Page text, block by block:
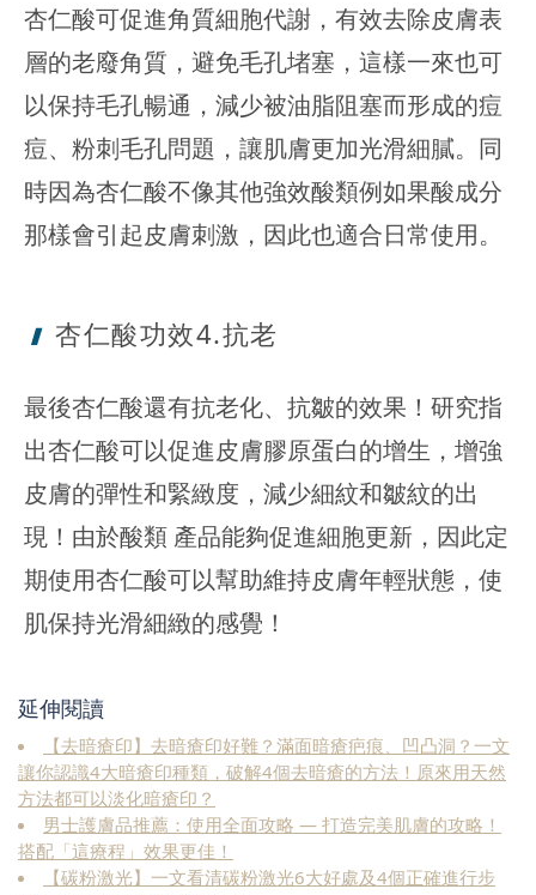
杏仁酸可促進角質細胞代謝，有效去除皮膚表
層的老廢角質，避免毛孔堵塞，這樣一來也可
以保持毛孔暢通，減少被油脂阻塞而形成的痘
痘、粉刺毛孔問題，讓肌膚更加光滑細膩。同
時因為杏仁酸不像其他強效酸類例如果酸成分
那樣會引起皮膚刺激，因此也適合日常使用。
杏仁酸功效4.抗老
最後杏仁酸還有抗老化、抗皺的效果！研究指
出杏仁酸可以促進皮膚膠原蛋白的增生，增強
皮膚的彈性和緊緻度，減少細紋和皺紋的出
現！由於酸類 產品能夠促進細胞更新，因此定
期使用杏仁酸可以幫助維持皮膚年輕狀態，使
肌保持光滑細緻的感覺！
延伸閱讀
【去暗瘡印】去暗瘡印好難？滿面暗瘡疤痕、凹凸洞？一文
讓你認識4大暗瘡印種類，破解4個去暗瘡的方法！原來用天然
方法都可以淡化暗瘡印？
男士護膚品推薦：使用全面攻略 — 打造完美肌膚的攻略！
搭配「這療程」效果更佳！
【碳粉激光】一文看清碳粉激光6大好處及4個正確進行步